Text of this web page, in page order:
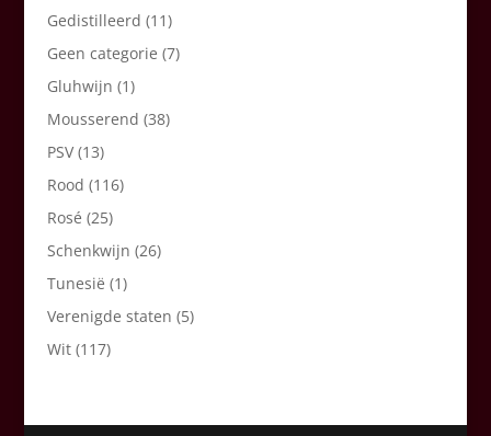
Gedistilleerd (11)
Geen categorie (7)
Gluhwijn (1)
Mousserend (38)
PSV (13)
Rood (116)
Rosé (25)
Schenkwijn (26)
Tunesië (1)
Verenigde staten (5)
Wit (117)